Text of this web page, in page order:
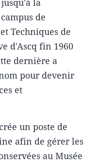
la
de
Techniques de
d'Ascq fin 1960
dernière a
pour devenir
et
un poste de
afin de gérer les
au Musée